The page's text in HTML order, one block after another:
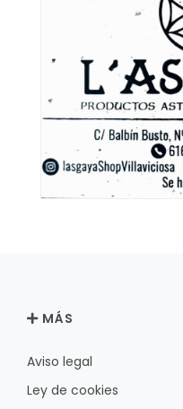
MÁS
Aviso legal
Ley de cookies